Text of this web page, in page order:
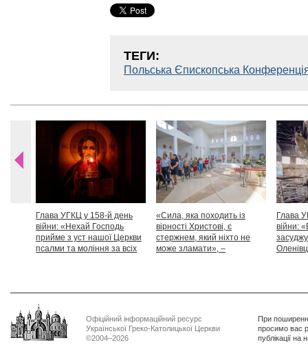
ТЕГИ:
Польська Єпископська
Глава УГКЦ у 158-й день
війни: «Нехай Господь
прийме з уст нашої Церкви
псалми та моління за всіх
«Сила, яка походить із
вірності Христові, є
стержнем, який ніхто не
може зламати», –
Глава
війни:
Офіційний інформаційний ресурс
Української Греко-Католицької Церкви
©2004–2026
При
просимо вас
публікації на